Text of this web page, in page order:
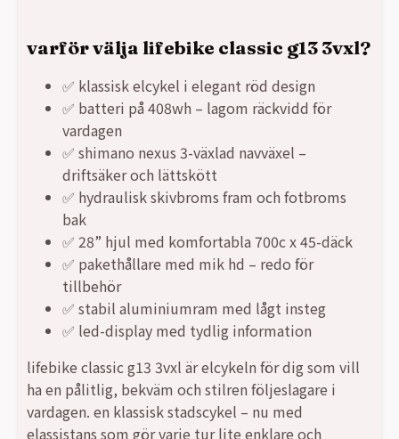
varför välja lifebike classic g13 3vxl?
✅ klassisk elcykel i elegant röd design
✅ batteri på 408wh – lagom räckvidd för
vardagen
✅ shimano nexus 3-växlad navväxel –
driftsäker och lättskött
✅ hydraulisk skivbroms fram och fotbroms
bak
✅ 28” hjul med komfortabla 700c x 45-däck
✅ pakethållare med mik hd – redo för
tillbehör
✅ stabil aluminiumram med lågt insteg
✅ led-display med tydlig information
lifebike classic g13 3vxl är elcykeln för dig som vill
ha en pålitlig, bekväm och stilren följeslagare i
vardagen. en klassisk stadscykel – nu med
elassistans som gör varje tur lite enklare och